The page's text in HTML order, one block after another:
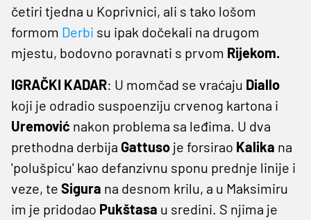
četiri tjedna u Koprivnici, ali s tako lošom
formom Derbi su ipak dočekali na drugom
mjestu, bodovno poravnati s prvom Rijekom.
IGRAČKI KADAR: U momčad se vraćaju Diallo
koji je odradio suspoenziju crvenog kartona i
Uremović nakon problema sa leđima. U dva
prethodna derbija Gattuso je forsirao Kalika na
'polušpicu' kao defanzivnu sponu prednje linije i
veze, te Sigura na desnom krilu, a u Maksimiru
im je pridodao Pukštasa u sredini. S njima je